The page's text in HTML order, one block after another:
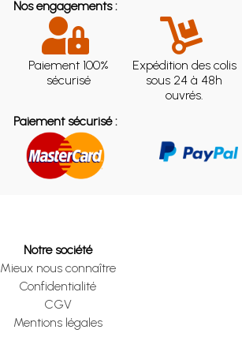
Nos engagements :
Paiement 100%
sécurisé
Expédition des colis
sous 24 à 48h
ouvrés.
Paiement sécurisé :
Notre société
Mieux nous connaître
Confidentialité
CGV
Mentions légales